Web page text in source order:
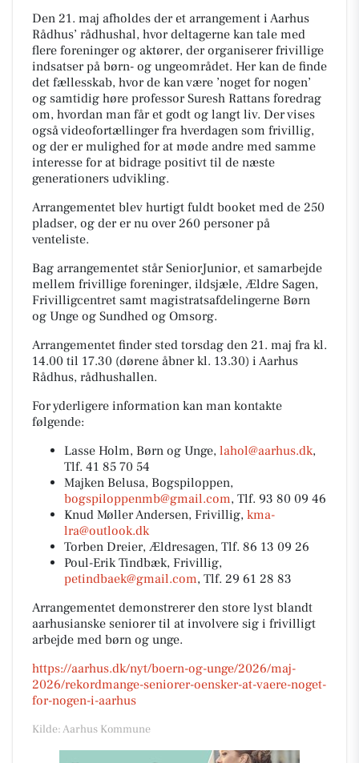
Den 21. maj afholdes der et arrangement i Aarhus
Rådhus’ rådhushal, hvor deltagerne kan tale med
flere foreninger og aktører, der organiserer frivillige
indsatser på børn- og ungeområdet. Her kan de finde
det fællesskab, hvor de kan være ’noget for nogen’
og samtidig høre professor Suresh Rattans foredrag
om, hvordan man får et godt og langt liv. Der vises
også videofortællinger fra hverdagen som frivillig,
og der er mulighed for at møde andre med samme
interesse for at bidrage positivt til de næste
generationers udvikling.
Arrangementet blev hurtigt fuldt booket med de 250
pladser, og der er nu over 260 personer på
venteliste.
Bag arrangementet står SeniorJunior, et samarbejde
mellem frivillige foreninger, ildsjæle, Ældre Sagen,
Frivilligcentret samt magistratsafdelingerne Børn
og Unge og Sundhed og Omsorg.
Arrangementet finder sted torsdag den 21. maj fra kl.
14.00 til 17.30 (dørene åbner kl. 13.30) i Aarhus
Rådhus, rådhushallen.
For yderligere information kan man kontakte
følgende:
Lasse Holm, Børn og Unge, lahol@aarhus.dk,
Tlf. 41 85 70 54
Majken Belusa, Bogspiloppen,
bogspiloppenmb@gmail.com, Tlf. 93 80 09 46
Knud Møller Andersen, Frivillig, kma-
lra@outlook.dk
Torben Dreier, Ældresagen, Tlf. 86 13 09 26
Poul-Erik Tindbæk, Frivillig,
petindbaek@gmail.com, Tlf. 29 61 28 83
Arrangementet demonstrerer den store lyst blandt
aarhusianske seniorer til at involvere sig i frivilligt
arbejde med børn og unge.
https://aarhus.dk/nyt/boern-og-unge/2026/maj-
2026/rekordmange-seniorer-oensker-at-vaere-noget-
for-nogen-i-aarhus
Kilde: Aarhus Kommune